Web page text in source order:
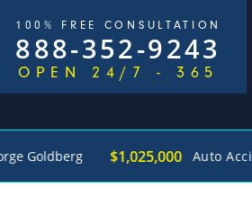
100% FREE CONSULTATION
888-352-9243
OPEN 24/7 - 365
$1,025,000 Auto Accident